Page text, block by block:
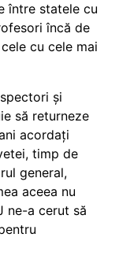
între statele cu
încă de
cu cele mai
și
să returneze
acordați
timp de
general,
aceea nu
ne-a cerut să